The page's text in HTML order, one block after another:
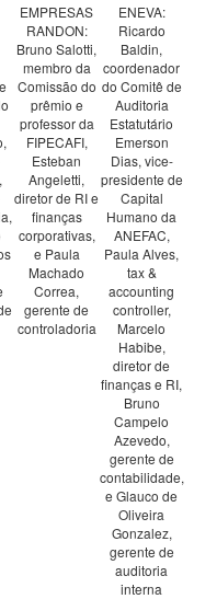
EMPRESAS
RANDON:
Bruno Salotti,
membro da
Comissão do
prêmio e
professor da
FIPECAFI,
Esteban
Angeletti,
diretor de RI e
finanças
corporativas,
e Paula
Machado
Correa,
gerente de
controladoria
ENEVA:
Ricardo
Baldin,
coordenador
do Comitê de
Auditoria
Estatutário
Emerson
Dias, vice-
presidente de
Capital
Humano da
ANEFAC,
Paula Alves,
tax &
accounting
controller,
Marcelo
Habibe,
diretor de
finanças e RI,
Bruno
Campelo
Azevedo,
gerente de
contabilidade,
e Glauco de
Oliveira
Gonzalez,
gerente de
auditoria
interna